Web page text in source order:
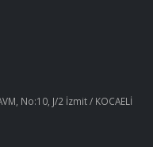
No:10, J/2 İzmit / KOCAELİ